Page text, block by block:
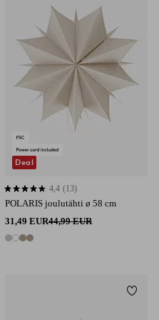
POLARIS joulutähti ø 58 cm
31,49 EUR44,99 EUR
4 värejä
4,4 perustuen 13 arvosanaan
4,4 (13)
Deal
Lisää